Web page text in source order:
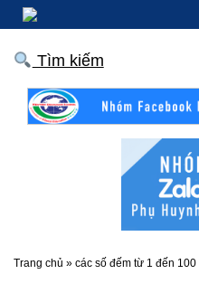
Tìm kiếm
Trang chủ » các số đếm từ 1 đến 100